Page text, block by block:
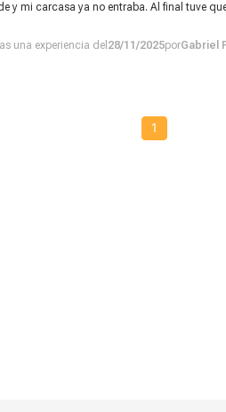
y mi carcasa ya no entraba. Al final tuve
una experiencia del 28/11/2025porGabriel
1